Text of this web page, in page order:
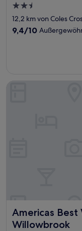
2.5-
Sterne-
Unterkunft
12,2 km von Coles
9.4
9,4/10
Americas Best
Willowbrook
Americas Best
Americas Best